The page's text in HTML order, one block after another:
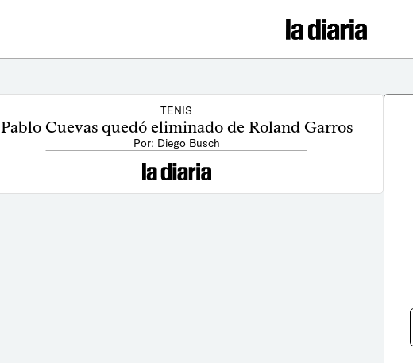
TENIS
Pablo Cuevas quedó eliminado de Roland Garros
Por: Diego Busch